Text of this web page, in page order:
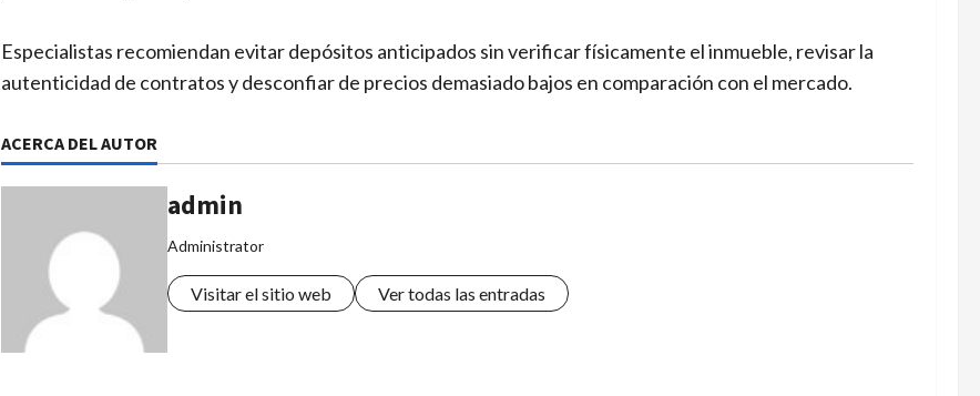
Especialistas recomiendan evitar depósitos anticipados sin verificar físicamente el inmueble, revisar la
autenticidad de contratos y desconfiar de precios demasiado bajos en comparación con el mercado.
ACERCA DEL AUTOR
admin
Administrator
Visitar el sitio web Ver todas las entradas